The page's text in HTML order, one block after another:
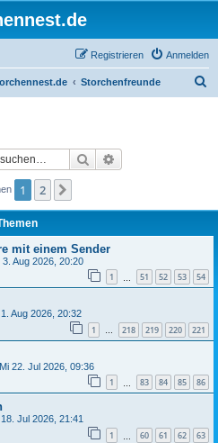
Anmelden
Registrieren
Storchenfreunde
Suche
1 2
mit einem Sender
3. Aug 2026, 20:20
1 51 52 53 54
Aug 2026, 20:32
1 … 218 219 220 221
Mi 22. Jul 2026, 09:36
1 83 84 85 86
Jul 2026, 21:41
1 60 61 62 63